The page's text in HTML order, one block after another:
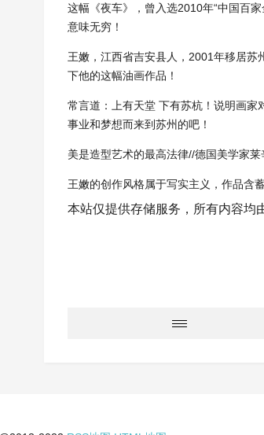
这幅《夜车》，曾入选2010年“中国百
意味无穷！
王嫩，江西省吉安县人，2001年移居
下他的这幅油画作品！
常言道：上有天堂 下有苏杭！说明画家
事业和梦想而来到苏州的吧！
美是造型艺术的最高法律//德国美学家莱
王嫩的创作风格属于写实主义，作品含
本站仅提供存储服务，所有内容均